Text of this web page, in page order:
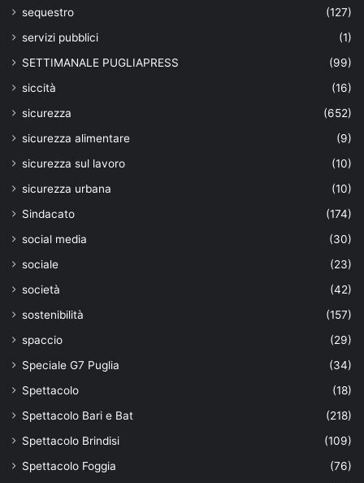
sequestro
(127)
servizi pubblici
(1)
SETTIMANALE PUGLIAPRESS
(99)
siccità
(16)
sicurezza
(652)
sicurezza alimentare
(9)
sicurezza sul lavoro
(10)
sicurezza urbana
(10)
Sindacato
(174)
social media
(30)
sociale
(23)
società
(42)
sostenibilità
(157)
spaccio
(29)
Speciale G7 Puglia
(34)
Spettacolo
(18)
Spettacolo Bari e Bat
(218)
Spettacolo Brindisi
(109)
Spettacolo Foggia
(76)